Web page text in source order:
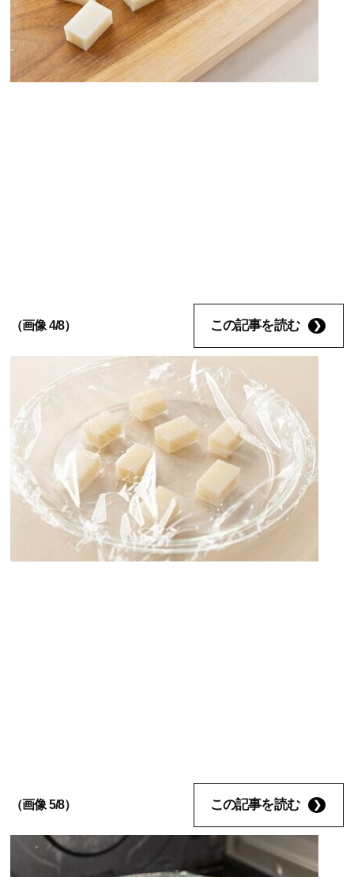
（画像 4/8） この記事を読む
（画像 5/8） この記事を読む